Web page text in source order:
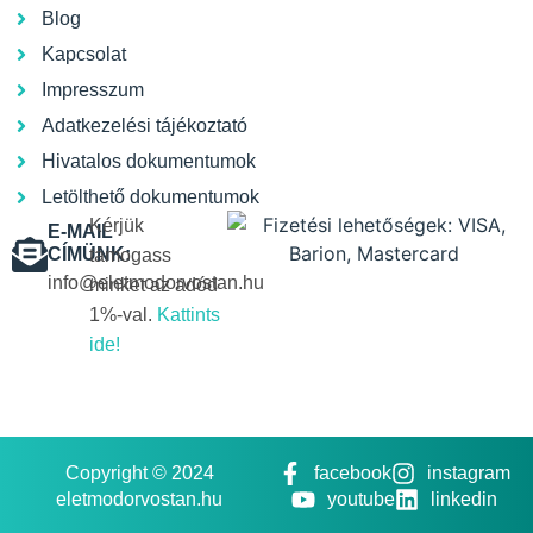
Blog
Kapcsolat
Impresszum
Adatkezelési tájékoztató
Hivatalos dokumentumok
Letölthető dokumentumok
E-MAIL
CÍMÜNK:
info@eletmodorvostan.hu
Kérjük
támogass
minket az adód
1%-val. Kattints
ide!
Copyright © 2024
eletmodorvostan.hu
facebook
instagram
youtube
linkedin